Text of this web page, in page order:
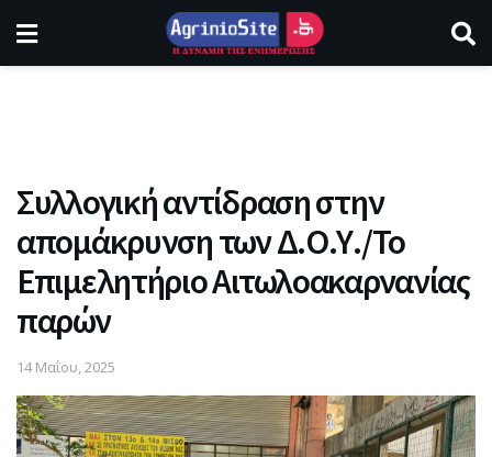
Συλλογική αντίδραση στην
απομάκρυνση των Δ.Ο.Υ./Το
Επιμελητήριο Αιτωλοακαρνανίας
παρών
14 Μαΐου, 2025